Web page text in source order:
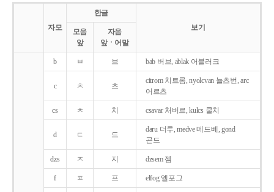
자모
한글
보기
모음
앞
자음
앞ㆍ어말
b ㅂ 브 bab 버브, ablak 어블러크
c ㅊ 츠
citrom 치트롬, nyolcvan 뇰츠번, arc
어르츠
cs ㅊ 치 csavar 처버르, kulcs 쿨치
d ㄷ 드
daru 더루, medve 메드베, gond
곤드
dzs ㅈ 지 dzsem 젬
f ㅍ 프 elfog 엘포그